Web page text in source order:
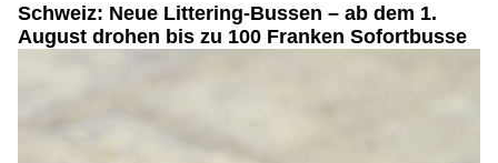
Schweiz: Neue Littering-Bussen – ab dem 1.
August drohen bis zu 100 Franken Sofortbusse